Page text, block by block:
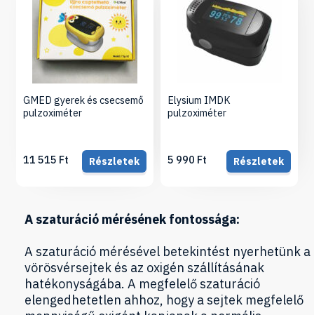
GMED gyerek és csecsemő
pulzoximéter
11 515 Ft Részletek
Elysium IMDK
pulzoximéter
5 990 Ft Részletek
A szaturáció mérésének fontossága:
A szaturáció mérésével betekintést nyerhetünk a
vörösvérsejtek és az oxigén szállításának
hatékonyságába. A megfelelő szaturáció
elengedhetetlen ahhoz, hogy a sejtek megfelelő